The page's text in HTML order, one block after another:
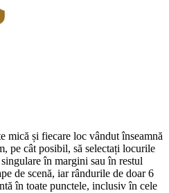
mică și fiecare loc vândut înseamnă
pe cât posibil, să selectați locurile
în margini sau în restul
de scenă, iar rândurile de doar 6
în toate punctele, inclusiv în cele